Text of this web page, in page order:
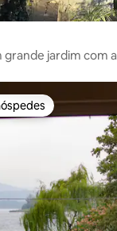
grande jardim com
preferidos dos